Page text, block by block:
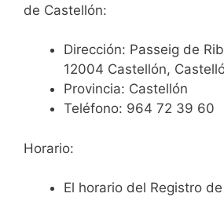
de Castellón:
Dirección: Passeig de
12004 Castellón,
Provincia: Castellón
Teléfono: 964 72 39 60
Horario:
El horario del Registro